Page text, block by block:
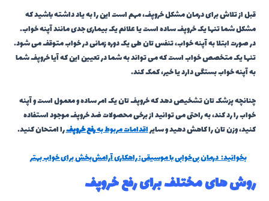
قبل از تلاش برای درمان مشکل خروپف، مهم است این را به یاد داشته باشید که
مشکل شما تنها یک خروپف ساده است یا علائم یک بیماری جدی مانند آپنه خواب.
در صورت ابتلا به آپنه خواب، تنفس تان طی یک دوره زمانی در خواب متوقف می شود.
تنها یک متخصص خواب است که می تواند به شما در تعیین این که آیا خروپف شما
به آپنه خواب بستگی دارد یا خیر، کمک کند.
چنانچه پزشک تان تشخیص دهد که خروپف تان یک امر ساده و معمول است و آپنه
خواب را رد کند، به راحتی می توانید از برخی محصولات ضد خروپف موجود استفاده
کنید، وزن تان را کاهش دهید و سایراقدامات مربوط بهرفع خروپفرا امتحان کنید.
بخوانید:درمان بی‌خوابی با موسیقی: راهکاری آرامش‌بخش برای خواب بهتر
روش های مختلف برای رفع خروپف